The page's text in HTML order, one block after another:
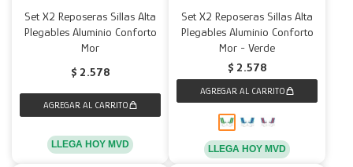
Set X2 Reposeras Sillas Alta
Plegables Aluminio Conforto
Mor
$ 2.578
LLEGA HOY MVD
Set X2 Reposeras Sillas Alta
Plegables Aluminio Conforto
Mor - Verde
$ 2.578
LLEGA HOY MVD